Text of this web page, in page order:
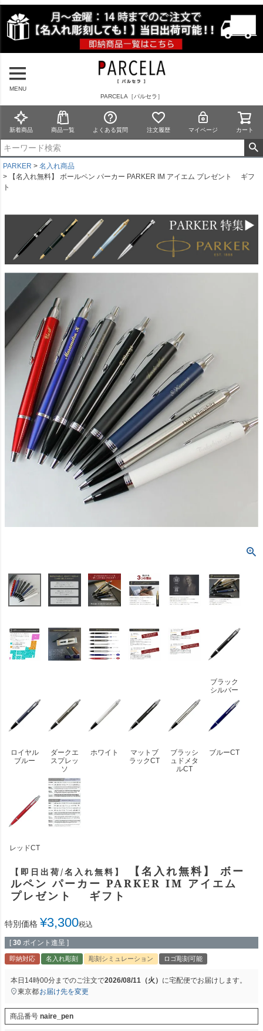
MENU
PARCELA［パルセラ］
新着商品 商品一覧 よくある質問 注文履歴 マイページ カート
PARKER
名入れ商品
【名入れ無料】 ボールペン パーカー PARKER IM アイエム プレゼント ギフ
ト
ブラック
シルバー
ロイヤル
ブルー
ダークエ
スプレッ
ソ
ホワイト
マットブ
ラックCT
ブラッシ
ュドメタ
ルCT
ブルーCT
レッドCT
【即日出荷/名入れ無料】
【名入れ無料】 ボー
ルペン パーカー PARKER IM アイエム
プレゼント ギフト
特別価格 ¥3,300税込
[ 30 ポイント進呈 ]
即納対応 名入れ彫刻 彫刻シミュレーション ロゴ彫刻可能
本日 14時00分までのご注文で2026/08/11（火） に宅配便でお届けします。
東京都お届け先を変更
商品番号 naire_pen